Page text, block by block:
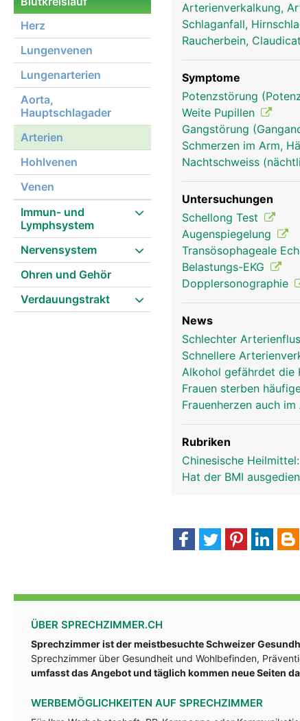
Herz
Lungenvenen
Lungenarterien
Aorta,
Hauptschlagader
Arterien
Hohlvenen
Venen
Immun- und
Lymphsystem
Nervensystem
Ohren und Gehör
Verdauungstrakt
arterien frau
Arterienverkalkung,
Schlaganfall,
Raucherbein,
Symptome
Potenzstörung
Weite Pupillen
Gangstörung
Schmerzen im Arm,
Nachtschweiss
Untersuchungen
Schellong Test
Augenspiegelung
Transösophageale
Belastungs-EKG
Dopplersonographie
News
Schlechter
Schnellere
Alkohol gefährdet die
Frauen sterben
Frauenherzen auch
Rubriken
Chinesische
Hat der BMI
ÜBER SPRECHZIMMER.CH
Sprechzimmer ist der meistbesuchte Schweizer
Sprechzimmer über Gesundheit und Wohlbefinden,
umfasst das Angebot und täglich kommen neue Seiten
WERBEMÖGLICHKEITEN AUF SPRECHZIMMER